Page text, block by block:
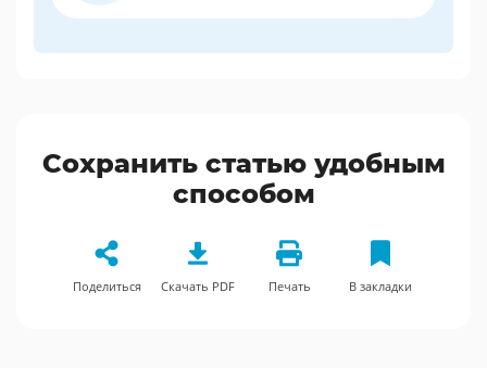
Сохранить статью удобным
способом
Поделиться Скачать PDF Печать В закладки